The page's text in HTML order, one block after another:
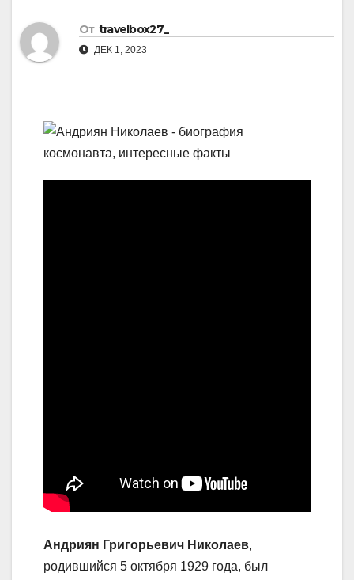
От travelbox27_
ДЕК 1, 2023
Андриян Григорьевич Николаев,
родившийся 5 октября 1929 года, был